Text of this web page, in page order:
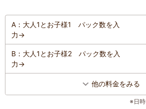
A：大人1とお子様1 パック数を入
力→
B：大人1とお子様2 パック数を入
力→
他の料金をみる
※日